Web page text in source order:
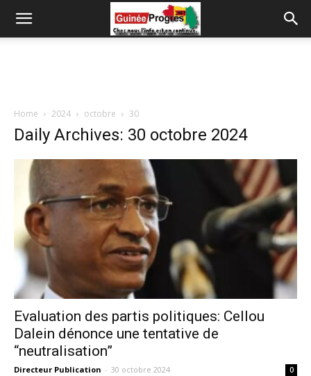
Home 2024 octobre 30
Daily Archives: 30 octobre 2024
Evaluation des partis politiques: Cellou
Dalein dénonce une tentative de
“neutralisation”
Directeur Publication - 30 octobre 2024 0